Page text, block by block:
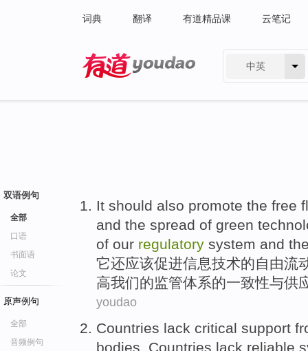
词典 翻译 有道精品课 云笔记
中英
双语例句
全部
口语
书面语
论文
原声例句
全部
音频例句
It should also promote the free
and the spread of green
of our regulatory system and
它还应该促进信息技术的自由流
高我们的监管体系的一致性与供
youdao
Countries lack critical support
bodies. Countries lack reliable